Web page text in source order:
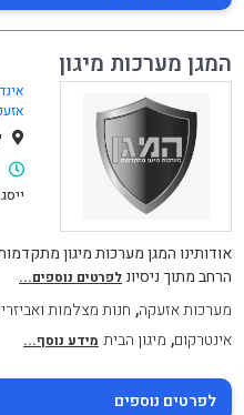
המגן מערכות מיגון
הרחב מתוך ניסיונלפרטים נוספים...
מערכות אזעקה, חנות מצלמות
אינטרקום, מיגון הבית מידע נוסף...
לפרטים נוספים